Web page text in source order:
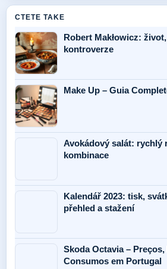
CTETE TAKE
Robert Makłowicz:
kontroverze
Make Up – Guia
Avokádový salát: rychlý
kombinace
Kalendář 2023: tisk,
přehled a stažení
Skoda Octavia –
Consumos em Portugal